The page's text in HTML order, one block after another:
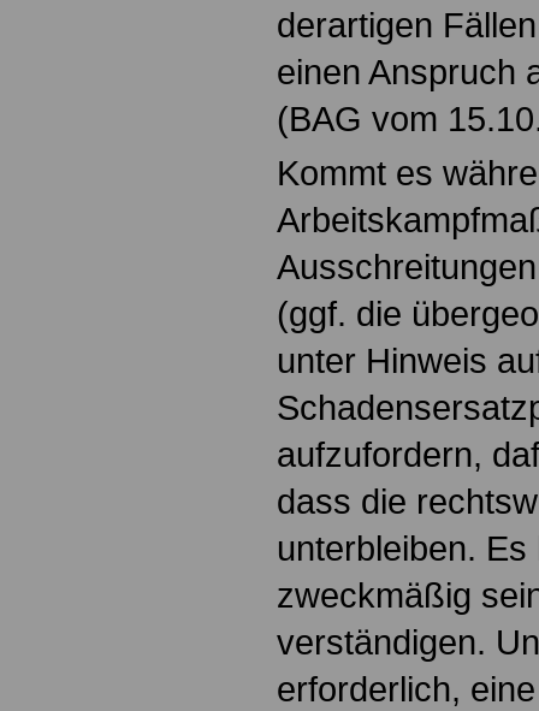
derartigen
einen Anspruch
(BAG vom
Kommt es
(ggf. die
unter Hinweis
aufzufordern,
dass die
unterbleiben.
zweckmäßig
verständigen.
erforderlich,